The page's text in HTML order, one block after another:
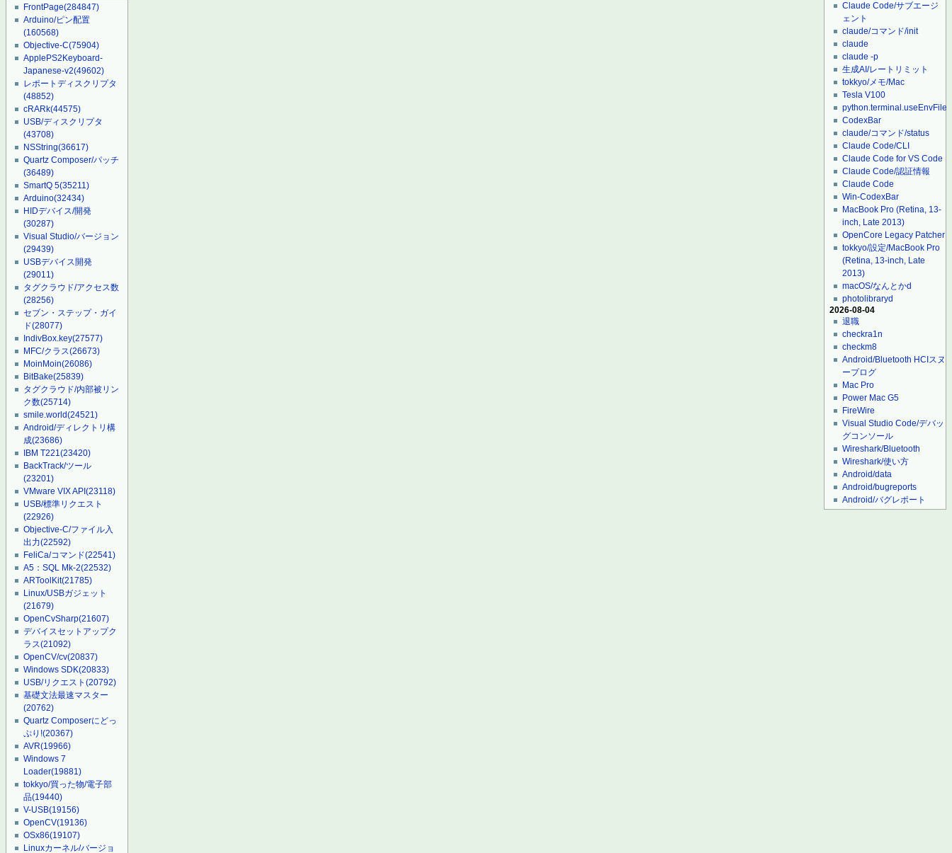
FrontPage(284847)
Arduino/ピン配置
(160568)
Objective-C(75904)
ApplePS2Keyboard-
Japanese-v2(49602)
レポートディスクリプタ
(48852)
cRARk(44575)
USB/ディスクリプタ
(43708)
NSString(36617)
Quartz Composer/パッチ
(36489)
SmartQ 5(35211)
Arduino(32434)
HIDデバイス/開発
(30287)
Visual Studio/バージョン
(29439)
USBデバイス開発
(29011)
タグクラウド/アクセス数
(28256)
セブン・ステップ・ガイ
ド(28077)
IndivBox.key(27577)
MFC/クラス(26673)
MoinMoin(26086)
BitBake(25839)
タグクラウド/内部被リン
ク数(25714)
smile.world(24521)
Android/ディレクトリ構
成(23686)
IBM T221(23420)
BackTrack/ツール
(23201)
VMware VIX API(23118)
USB/標準リクエスト
(22926)
Objective-C/ファイル入
出力(22592)
FeliCa/コマンド(22541)
A5：SQL Mk-2(22532)
ARToolKit(21785)
Linux/USBガジェット
(21679)
OpenCvSharp(21607)
デバイスセットアップク
ラス(21092)
OpenCV/cv(20837)
Windows SDK(20833)
USB/リクエスト(20792)
基礎文法最速マスター
(20762)
Quartz Composerにどっ
ぷり!(20367)
AVR(19966)
Windows 7
Loader(19881)
tokkyo/買った物/電子部
品(19440)
V-USB(19156)
OpenCV(19136)
OSx86(19107)
Linuxカーネル/バージョ
Claude Code/サブエージ
ェント
claude/コマンド/init
claude
claude -p
生成AI/レートリミット
tokkyo/メモ/Mac
Tesla V100
python.terminal.useEnvFile
CodexBar
claude/コマンド/status
Claude Code/CLI
Claude Code for VS Code
Claude Code/認証情報
Claude Code
Win-CodexBar
MacBook Pro (Retina, 13-
inch, Late 2013)
OpenCore Legacy Patcher
tokkyo/設定/MacBook Pro
(Retina, 13-inch, Late
2013)
macOS/なんとかd
photolibraryd
2026-08-04
退職
checkra1n
checkm8
Android/Bluetooth HCIスヌ
ープログ
Mac Pro
Power Mac G5
FireWire
Visual Studio Code/デバッ
グコンソール
Wireshark/Bluetooth
Wireshark/使い方
Android/data
Android/bugreports
Android/バグレポート